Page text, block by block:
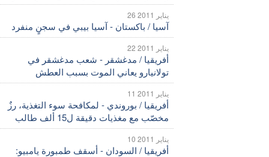
26 يناير 2011
آسيا / باكستان - آسيا بيبي في سجنٍ منفرد
22 يناير 2011
أفريقيا / مدغشقر - شعب مدغشقر في
تولانيارو يعاني الموت بسبب العطش
11 يناير 2011
أفريقيا / بوروندي - لمكافحة سوء التغذية، رزٌ
مخصّب مع مغذيات دقيقة ل15 ألف طالب
10 يناير 2011
أفريقيا / السودان - أسقف طمبورة يامبيو: